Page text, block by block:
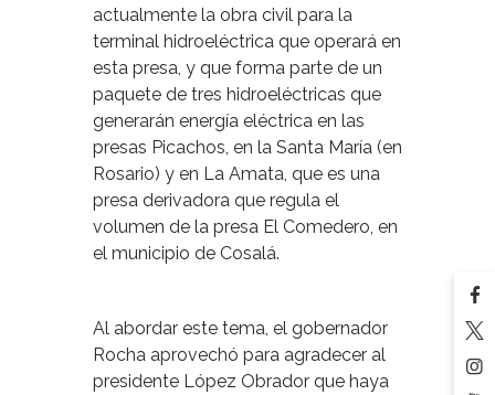
actualmente la obra civil para la
terminal hidroeléctrica que operará en
esta presa, y que forma parte de un
paquete de tres hidroeléctricas que
generarán energía eléctrica en las
presas Picachos, en la Santa María (en
Rosario) y en La Amata, que es una
presa derivadora que regula el
volumen de la presa El Comedero, en
el municipio de Cosalá.
Al abordar este tema, el gobernador
Rocha aprovechó para agradecer al
presidente López Obrador que haya